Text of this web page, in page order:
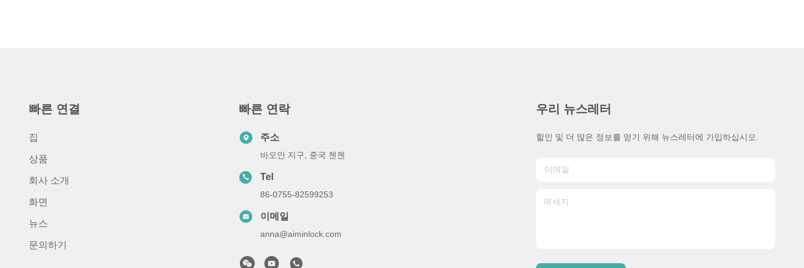
빠른 연결
집
상품
회사 소개
화면
뉴스
문의하기
빠른 연락
주소
바오안 지구, 중국 첸젠
Tel
86-0755-82599253
이메일
anna@aiminlock.com
우리 뉴스레터
할인 및 더 많은 정보를 얻기 위해 뉴스레터에 가입하십시오.